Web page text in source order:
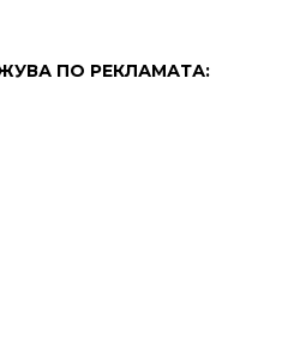
ПО РЕКЛАМАТА: